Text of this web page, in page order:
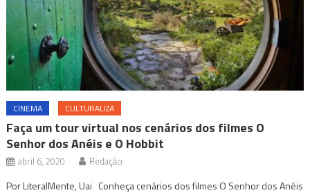
CINEMA CULTURALIZA
Faça um tour virtual nos cenários dos filmes O
Senhor dos Anéis e O Hobbit
abril 6, 2020 Redação
Por LiteralMente, Uai Conheça cenários dos filmes O Senhor dos Anéis